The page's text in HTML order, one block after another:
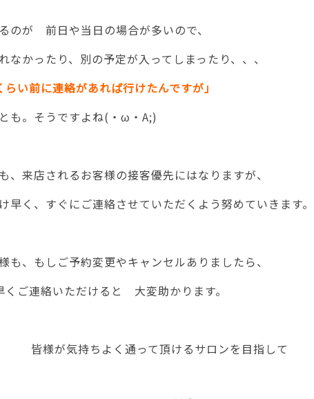
のが 前日や当日の場合が多いので、
なかったり、別の予定が入ってしまったり、、、
らい前に連絡があれば行けたんですが」
も。そうですよね(・ω・A;)
、来店されるお客様の接客優先にはなりますが、
早く、すぐにご連絡させていただくよう努めていきます。
も、もしご予約変更やキャンセルありましたら、
くご連絡いただけると 大変助かります。
皆様が気持ちよく通って頂けるサロンを目指して